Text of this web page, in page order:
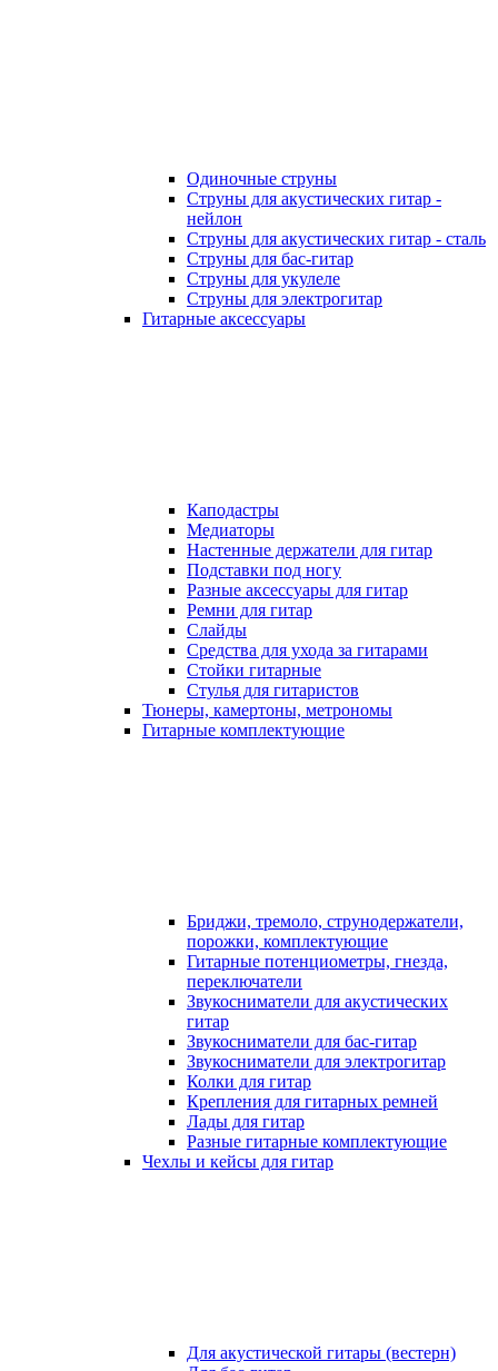
Одиночные струны
Струны для акустических гитар -
нейлон
Струны для акустических гитар - сталь
Струны для бас-гитар
Струны для укулеле
Струны для электрогитар
Гитарные аксессуары
Каподастры
Медиаторы
Настенные держатели для гитар
Подставки под ногу
Разные аксессуары для гитар
Ремни для гитар
Слайды
Средства для ухода за гитарами
Стойки гитарные
Стулья для гитаристов
Тюнеры, камертоны, метрономы
Гитарные комплектующие
Бриджи, тремоло, струнодержатели,
порожки, комплектующие
Гитарные потенциометры, гнезда,
переключатели
Звукосниматели для акустических
гитар
Звукосниматели для бас-гитар
Звукосниматели для электрогитар
Колки для гитар
Крепления для гитарных ремней
Лады для гитар
Разные гитарные комплектующие
Чехлы и кейсы для гитар
Для акустической гитары (вестерн)